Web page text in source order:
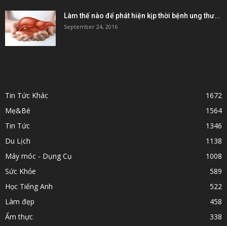
Làm thế nào để phát hiện kịp thời bệnh ung thư...
September 24, 2016
Tin Tức Khác
1672
Mẹ&Bé
1564
Tin Tức
1346
Du Lịch
1138
Máy móc - Dụng Cụ
1008
Sức Khỏe
589
Học Tiếng Anh
522
Làm đẹp
458
Ẩm thực
338